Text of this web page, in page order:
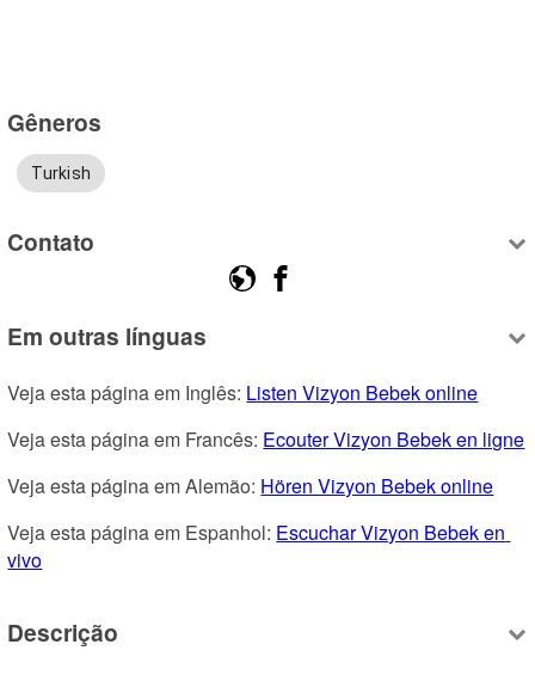
Gêneros
Turkish
Contato
Em outras línguas
Veja esta página em Inglês: Listen Vizyon Bebek online
Veja esta página em Francês: Ecouter Vizyon Bebek en ligne
Veja esta página em Alemão: Hören Vizyon Bebek online
Veja esta página em Espanhol: Escuchar Vizyon Bebek en
vivo
Descrição